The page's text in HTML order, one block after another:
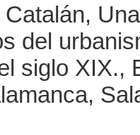
del
siglo XIX.,